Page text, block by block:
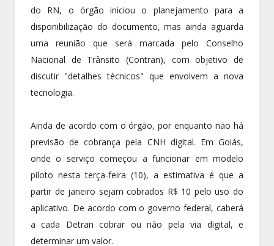
do RN, o órgão iniciou o planejamento para a
disponibilização do documento, mas ainda aguarda
uma reunião que será marcada pelo Conselho
Nacional de Trânsito (Contran), com objetivo de
discutir "detalhes técnicos" que envolvem a nova
tecnologia.
Ainda de acordo com o órgão, por enquanto não há
previsão de cobrança pela CNH digital. Em Goiás,
onde o serviço começou a funcionar em modelo
piloto nesta terça-feira (10), a estimativa é que a
partir de janeiro sejam cobrados R$ 10 pelo uso do
aplicativo. De acordo com o governo federal, caberá
a cada Detran cobrar ou não pela via digital, e
determinar um valor.